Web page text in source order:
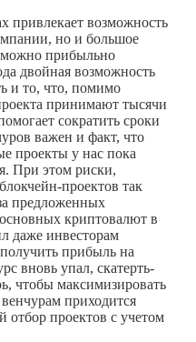
привлекает возможность
но и большое
можно прибыльно
двойная возможность
и то, что, помимо
принимают тысячи
сократить сроки
важен и факт, что
проекты у нас пока
При этом риски,
проектов так
предложенных
криптовалют в
даже инвесторам
прибыль на
вновь упал, скатерть-
чтобы максимизировать
приходится
отбор проектов с учетом